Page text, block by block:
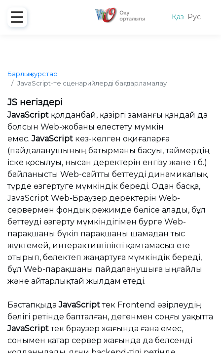
Қаз Рус
Барлық курстар
JavaScript-те сценарийлерді бағдарламалау
JS негіздері
JavaScript қолданбай, қазіргі заманғы қандай да
болсын Web-жобаны елестету мүмкін
емес.JavaScript кез-келген оқиғаларға
(пайдаланушының батырманы басуы, таймердің
іске қосылуы, нысан деректерін енгізу және т.б.)
байланысты Web-сайтты беттеуді динамикалық
түрде өзгертуге мүмкіндік береді. Одан басқа,
JavaScript Web-Браузер деректерін Web-
сервермен фондық режимде бөлісе алады, бұл
беттеуді өзгерту мүмкіндігімен бурге Web-
парақшаны бүкіл парақшаны шамадан тыс
жүктемей, интерактивтілікті қамтамасыз ете
отырып, бөлектеп жаңартуға мүмкіндік береді,
бұл Web-парақшаны пайдаланушыға ыңғайлы
және айтарлықтай жылдам етеді.
БастапқыдаJavaScriptтек Frontend әзірлеудің
бөлігі ретінде бапталған, дегенмен соңғы уақытта
JavaScriptтек браузер жағында ғана емес,
сонымен қатар сервер жағында да белсенді